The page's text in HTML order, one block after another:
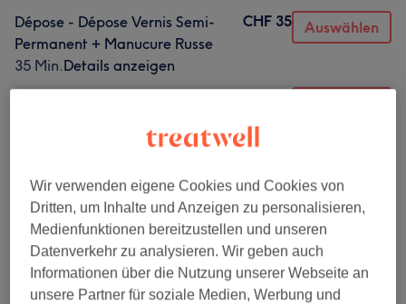
Dépose - Dépose Vernis Semi-
Permanent + Manucure Russe
35 Min.Details anzeigen
CHF 35 Auswählen
Details anzeigen
Paraffine
25 Min.Details anzeigen
Auswählen
Pose de Vernis Semi-Permanent -
Couleur
1 Std.Details anzeigen
CHF 60 Auswählen
Wir verwenden eigene Cookies und Cookies von
Dritten, um Inhalte und Anzeigen zu personalisieren,
Medienfunktionen bereitzustellen und unseren
Datenverkehr zu analysieren. Wir geben auch
Informationen über die Nutzung unserer Webseite an
unsere Partner für soziale Medien, Werbung und